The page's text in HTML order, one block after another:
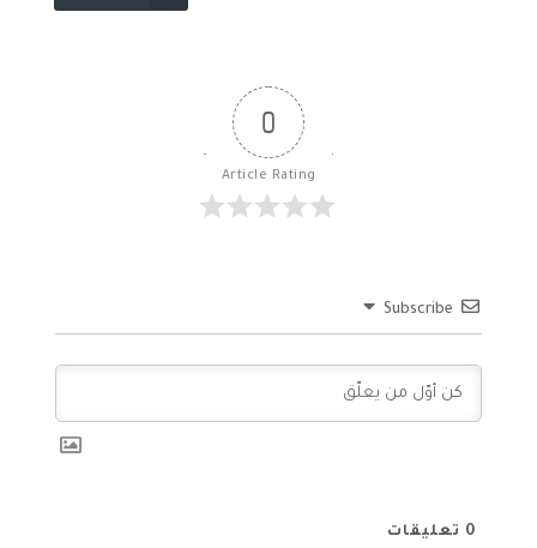
0
Article Rating
Subscribe
0 تعليقات